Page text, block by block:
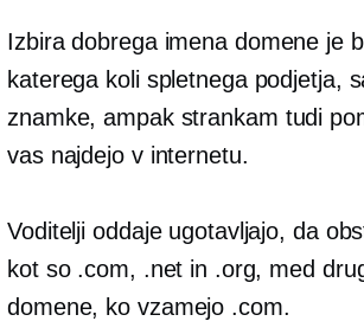
Izbira dobrega imena domene je
katerega koli spletnega podjetja,
znamke, ampak strankam tudi
vas najdejo v internetu.
Voditelji oddaje ugotavljajo, da
kot so .com, .net in .org, med
domene, ko vzamejo .com.